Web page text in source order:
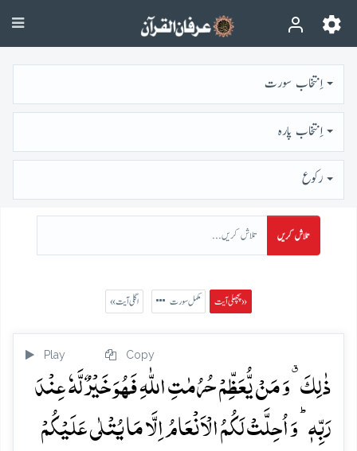
اِنتخاب سورت
اِنتخاب پارہ
رُكوع
تلاش کریں
پچھلی آیت » مکمل سورت « اگلی آیت
Play Copy
ذٰلِکَ ٭ وَ مَنۡ یُّعَظِّمۡ حُرُمٰتِ اللّٰہِ فَہُوَ خَیۡرٌ لَّہٗ عِنۡدَ
رَبِّہٖ ؕ وَ اُحِلَّتۡ لَکُمُ الۡاَنۡعَامُ اِلَّا مَا یُتۡلٰی عَلَیۡکُمۡ